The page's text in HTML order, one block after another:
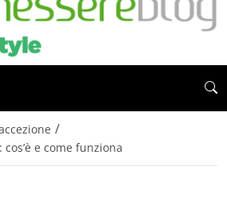
/
e come funziona